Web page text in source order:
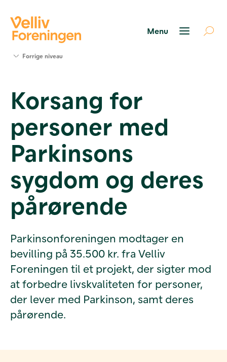
Værktøjer
og viden
Foreningen
Kontakt
os
Forrige niveau
Korsang for
personer med
Parkinsons
sygdom og deres
pårørende
Parkinsonforeningen modtager en
bevilling på 35.500 kr. fra Velliv
Foreningen til et projekt, der sigter mod
at forbedre livskvaliteten for personer,
der lever med Parkinson, samt deres
pårørende.